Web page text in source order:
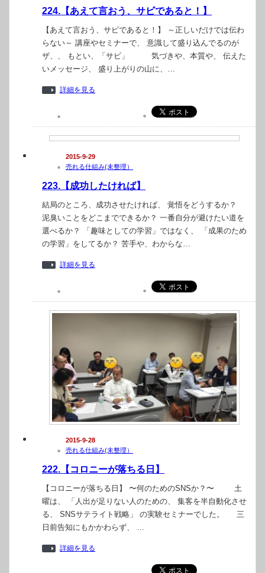
224.【あえて言おう、サビであると！】
【あえて言おう、サビであると！】 ～正しいだけでは伝わ
らない～ 講座やセミナーで、 意識して盛り込んでるのが
ザ、、 もとい、「サビ」 気づきや、本質や、 伝えた
いメッセージ、 盛り上がりの山に、…
詳細を見る
2015-9-29
売れる仕組み(未整理）
223.【成功したければ】
結局のところ、成功させたければ、 覚悟をどうするか？
泥臭いことをどこまでできるか？ 一番自分が避けたい道を
選べるか？ 「趣味としての学習」ではなく、 「成果のため
の学習」をしてるか？ 苦手や、わからな…
詳細を見る
2015-9-28
売れる仕組み(未整理）
222.【コロニーが落ちる日】
【コロニーが落ちる日】 〜何のためのSNSか？〜 土
曜は、 「人出が足りない人のための、 集客を半自動化させ
る、 SNSサテライト戦略」 の実験セミナーでした。 三
日前告知にもかかわらず、 …
詳細を見る